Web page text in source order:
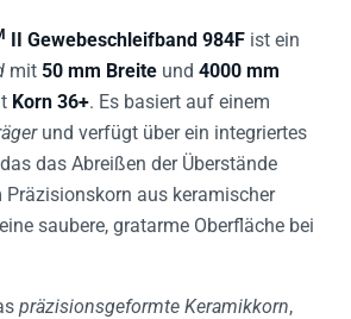
II Gewebeschleifband 984F ist ein
mit 50 mm Breite und 4000 mm
Korn 36+. Es basiert auf einem
und verfügt über ein integriertes
das Abreißen der Überstände
aus keramischer
saubere, gratarme Oberfläche bei
präzisionsgeformte Keramikkorn,